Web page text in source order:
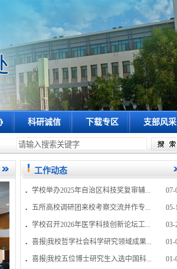
科研诚信 下载专区 支部风采
奖评选工作的通知 关于召开2026年度新立项自治区
工作动态
学校举办2025年自治区科技奖复审辅... 07-
五所高校调研团来校考察交流并作专... 05-
学校召开2026年医学科技创新论坛工... 03-
喜报|我校哲学社会科学研究领域成果... 01-
喜报|我校五位博士研究生入选中国科... 01-